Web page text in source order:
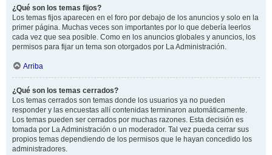
¿Qué son los temas fijos?
Los temas fijos aparecen en el foro por debajo de los anuncios y solo en la
primer página. Muchas veces son importantes por lo que debería leerlos
cada vez que sea posible. Como en los anuncios globales y anuncios, los
permisos para fijar un tema son otorgados por La Administración.
Arriba
¿Qué son los temas cerrados?
Los temas cerrados son temas donde los usuarios ya no pueden
responder y las encuestas allí contenidas terminaron automáticamente.
Los temas pueden ser cerrados por muchas razones. Esta decisión es
tomada por La Administración o un moderador. Tal vez pueda cerrar sus
propios temas dependiendo de los permisos que le hayan concedido los
administradores.